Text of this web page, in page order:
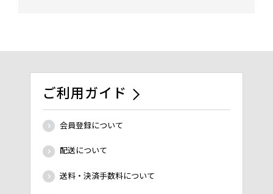
ご利用ガイド
会員登録について
配送について
送料・決済手数料について